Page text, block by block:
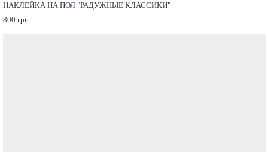
НАКЛЕЙКА НА ПОЛ "РАДУЖНЫЕ КЛАССИКИ"
800 грн